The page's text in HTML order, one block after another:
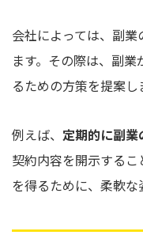
会社によっては、副
ます。その際は、副
るための方策を提案し
例えば、 定期的に副業
契約内容を開示する
を得るために、柔軟な